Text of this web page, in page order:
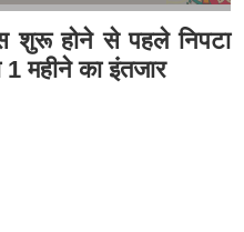
शुरू होने से पहले निपटा
महीने का इंतजार